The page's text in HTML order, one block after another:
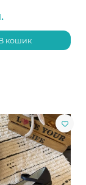
кошик